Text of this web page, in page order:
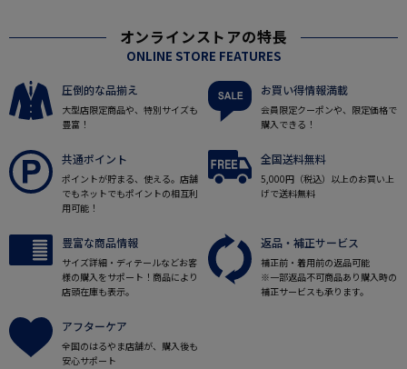
オンラインストアの特長
ONLINE STORE FEATURES
圧倒的な品揃え
大型店限定商品や、特別サイズも
豊富！
お買い得情報満載
会員限定クーポンや、限定価格で
購入できる！
共通ポイント
ポイントが貯まる、使える。店舗
でもネットでもポイントの相互利
用可能！
全国送料無料
5,000円（税込）以上のお買い上
げで送料無料
豊富な商品情報
サイズ詳細・ディテールなどお客
様の購入をサポート！商品により
店頭在庫も表示。
返品・補正サービス
補正前・着用前の返品可能
※一部返品不可商品あり購入時の
補正サービスも承ります。
アフターケア
全国のはるやま店舗が、購入後も
安心サポート